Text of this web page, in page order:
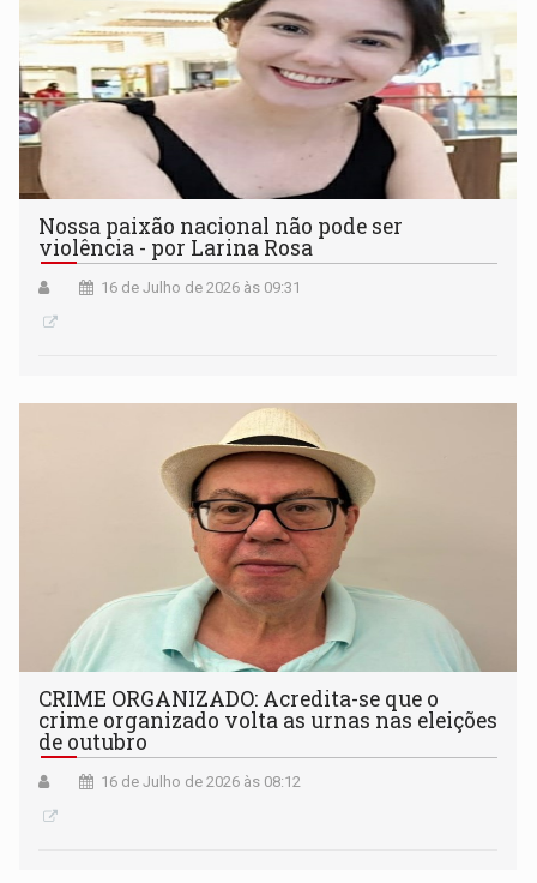
Nossa paixão nacional não pode ser
violência - por Larina Rosa
16 de Julho de 2026 às 09:31
CRIME ORGANIZADO: Acredita-se que o
crime organizado volta as urnas nas eleições
de outubro
16 de Julho de 2026 às 08:12